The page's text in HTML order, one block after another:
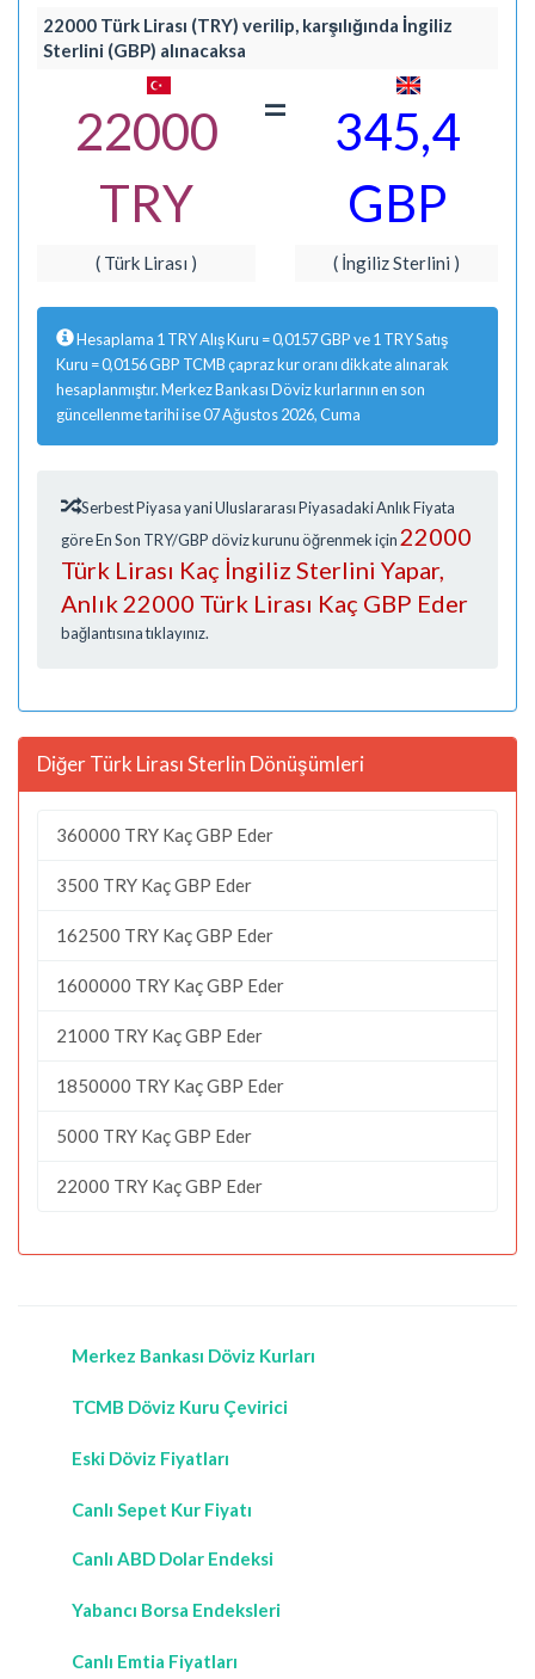
22000 Türk Lirası (TRY) verilip, karşılığında İngiliz
Sterlini (GBP) alınacaksa
22000
TRY
=
345,4
GBP
( Türk Lirası ) ( İngiliz Sterlini )
Hesaplama 1 TRY Alış Kuru = 0,0157 GBP ve 1 TRY Satış
Kuru = 0,0156 GBP TCMB çapraz kur oranı dikkate alınarak
hesaplanmıştır. Merkez Bankası Döviz kurlarının en son
güncellenme tarihi ise 07 Ağustos 2026, Cuma
Serbest Piyasa yani Uluslararası Piyasadaki Anlık Fiyata
göre En Son TRY/GBP döviz kurunu öğrenmek için 22000
Türk Lirası Kaç İngiliz Sterlini Yapar,
Anlık 22000 Türk Lirası Kaç GBP Eder
bağlantısına tıklayınız.
Diğer Türk Lirası Sterlin Dönüşümleri
360000 TRY Kaç GBP Eder
3500 TRY Kaç GBP Eder
162500 TRY Kaç GBP Eder
1600000 TRY Kaç GBP Eder
21000 TRY Kaç GBP Eder
1850000 TRY Kaç GBP Eder
5000 TRY Kaç GBP Eder
22000 TRY Kaç GBP Eder
Merkez Bankası Döviz Kurları
TCMB Döviz Kuru Çevirici
Eski Döviz Fiyatları
Canlı Sepet Kur Fiyatı
Canlı ABD Dolar Endeksi
Yabancı Borsa Endeksleri
Canlı Emtia Fiyatları